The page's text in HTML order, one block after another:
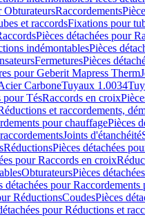
ObturateursRaccordements
et raccordsFixations pour
Pièces détachées pour
indémontablesPièces
FermeturesPièces
pour Geberit Mapress Therm
CarboneTuyaux 1.0034
pour TésRaccords en croix
et raccordements,
pour chauffagePièces
Joints d'étanchéité
RéductionsPièces détachées
pour Raccords en croix
ObturateursPièces
détachées pour
RéductionsCoudesPièces
pour Réductions et